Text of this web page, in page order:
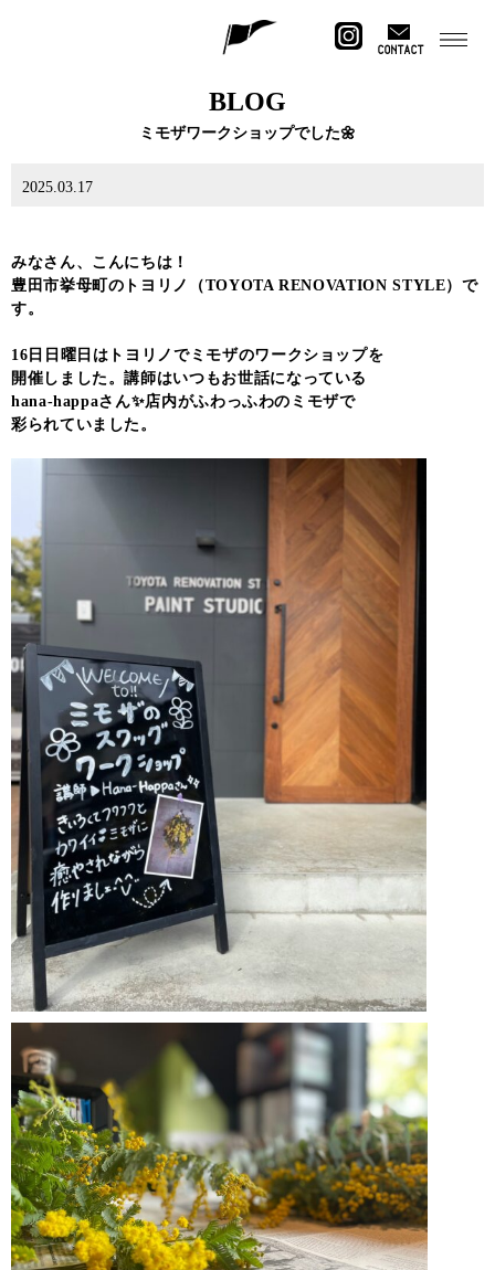
CONTACT
BLOG
ミモザワークショップでした🌼
2025.03.17
みなさん、こんにちは！
豊田市挙母町のトヨリノ（TOYOTA RENOVATION STYLE）で
す。
16日日曜日はトヨリノでミモザのワークショップを
開催しました。講師はいつもお世話になっている
hana-happaさん✨店内がふわっふわのミモザで
彩られていました。